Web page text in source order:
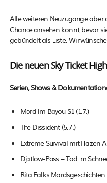
Alle weiteren Neuzugänge aber
Chance ansehen könnt, bevor
gebündelt als Liste. Wir
Die neuen Sky Ticket
Serien, Shows &
Mord im Bayou S1 (1.7.)
The Dissident (5.7.)
Extreme Survival mit Hazen
Djatlow-Pass – Tod im
Rita Falks Mordsgeschichten